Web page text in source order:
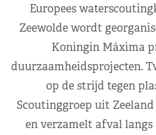
Europees
Zeewolde wordt
Koningin Máxima
duurzaamheidsprojecten.
op de strijd tegen
Scoutinggroep uit
en verzamelt afval